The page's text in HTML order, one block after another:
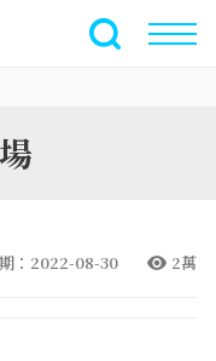
全文檢索
：2022-08-30 2萬